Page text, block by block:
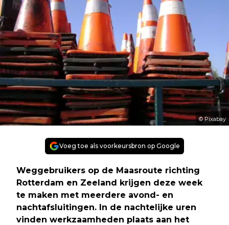
© Pixabay
Voeg toe als voorkeursbron op Google
Weggebruikers op de Maasroute richting
Rotterdam en Zeeland krijgen deze week
te maken met meerdere avond- en
nachtafsluitingen. In de nachtelijke uren
vinden werkzaamheden plaats aan het